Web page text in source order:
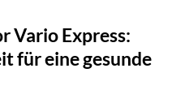
Vario Express:
für eine gesunde